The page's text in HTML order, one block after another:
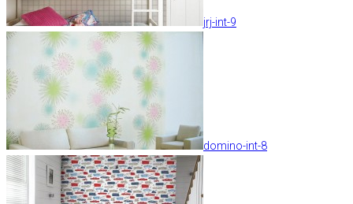
jrj-int-9
domino-int-8